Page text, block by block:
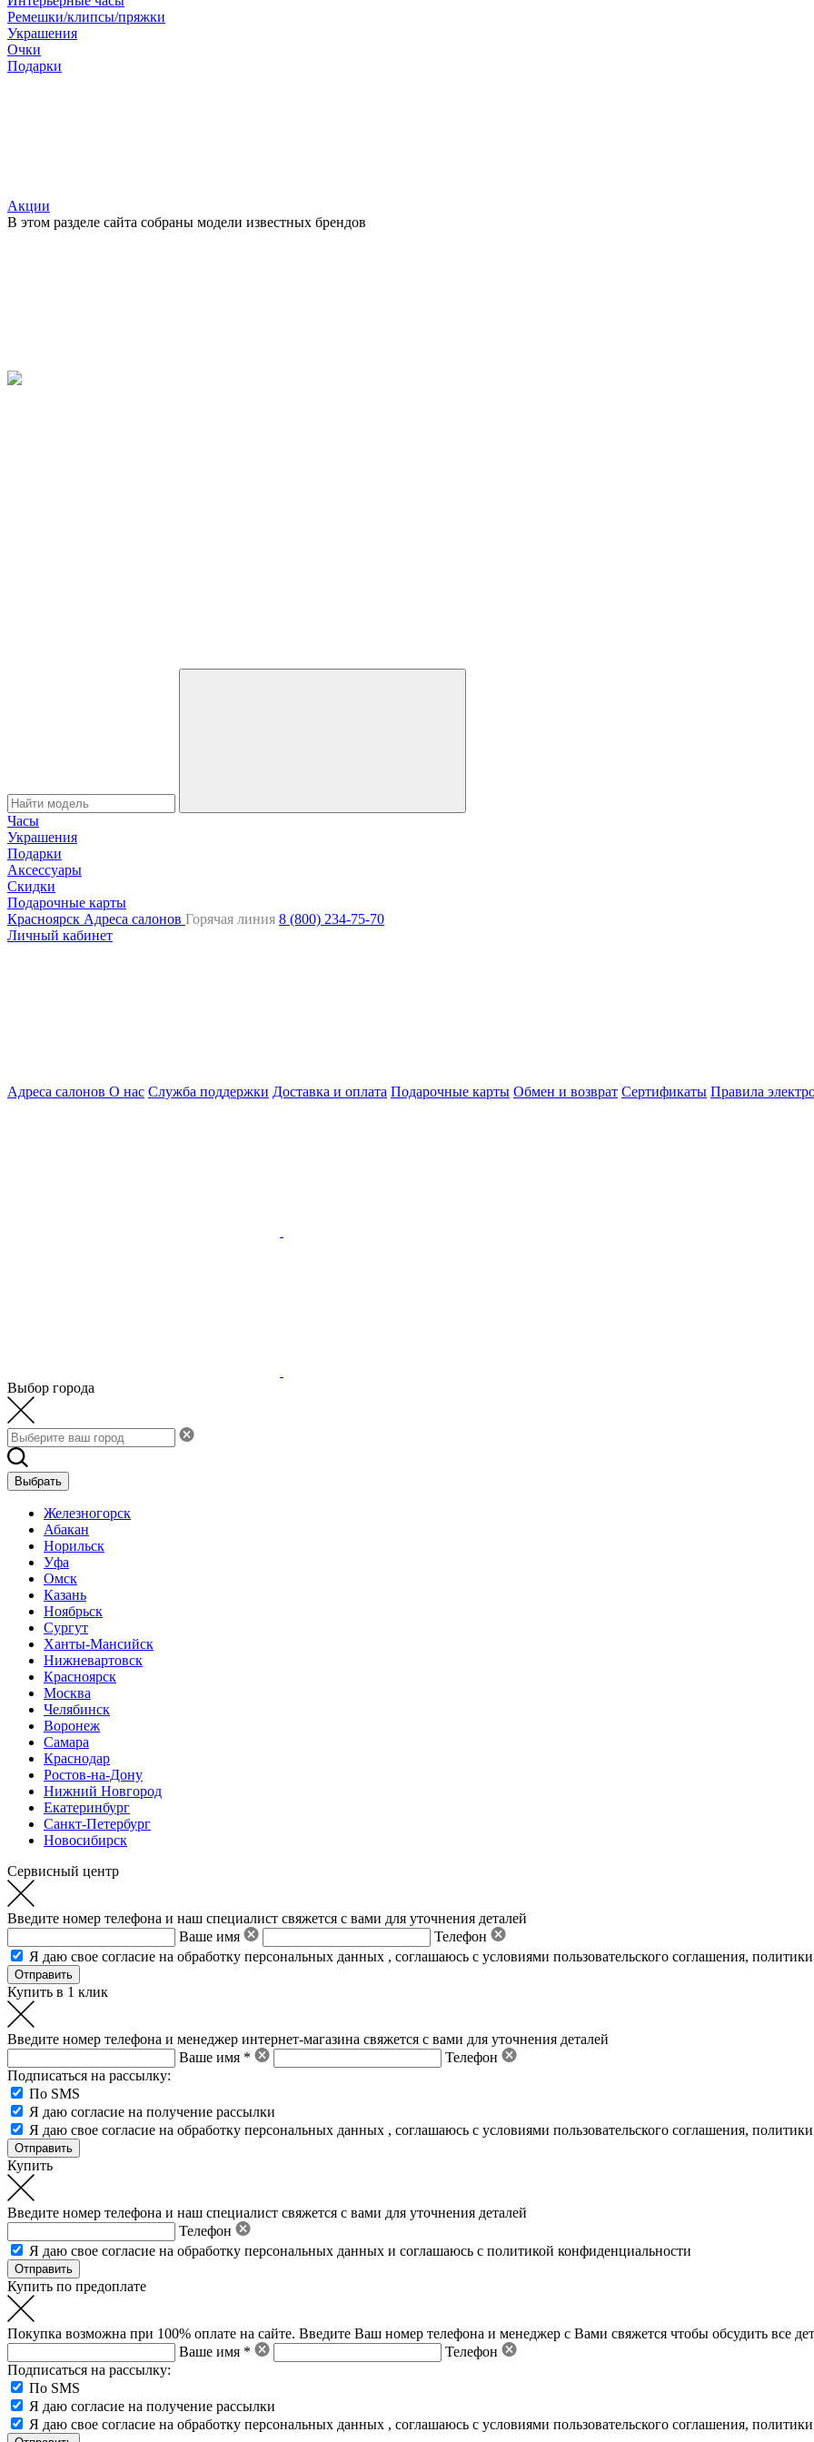
Ремешки/клипсы/пряжки
Украшения
Очки
Подарки
Акции
В этом разделе сайта собраны модели известных брендов
Часы
Украшения
Подарки
Аксессуары
Скидки
Подарочные карты
Красноярск Адреса салонов Горячая линия 8 (800) 234-75-70
Личный кабинет
Адреса салонов О нас Служба поддержки Доставка и оплата Подарочные карты Обмен и возврат Сертификаты Правила
Выбор города
Выбрать
Железногорск
Абакан
Норильск
Уфа
Омск
Казань
Ноябрьск
Сургут
Ханты-Мансийск
Нижневартовск
Красноярск
Москва
Челябинск
Воронеж
Самара
Краснодар
Ростов-на-Дону
Нижний Новгород
Екатеринбург
Санкт-Петербург
Новосибирск
Сервисный центр
Введите номер телефона и наш специалист свяжется с вами для уточнения деталей
Ваше имя
Телефон
Я даю свое согласие на обработку персональных данных , соглашаюсь с условиями пользовательского соглашения,
Купить в 1 клик
Введите номер телефона и менеджер интернет-магазина свяжется с вами для уточнения деталей
Ваше имя *
Телефон
Подписаться на рассылку:
По SMS
Я даю согласие на получение рассылки
Я даю свое согласие на обработку персональных данных , соглашаюсь с условиями пользовательского соглашения,
Купить
Введите номер телефона и наш специалист свяжется с вами для уточнения деталей
Телефон
Я даю свое согласие на обработку персональных данных и соглашаюсь с политикой конфиденциальности
Купить по предоплате
Покупка возможна при 100% оплате на сайте. Введите Ваш номер телефона и менеджер с Вами свяжется чтобы обсудить все
Ваше имя *
Телефон
Подписаться на рассылку:
По SMS
Я даю согласие на получение рассылки
Я даю свое согласие на обработку персональных данных , соглашаюсь с условиями пользовательского соглашения,